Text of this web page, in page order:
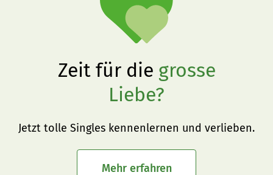
Zeit für die grosse
Liebe?
Jetzt tolle Singles kennenlernen und verlieben.
Mehr erfahren